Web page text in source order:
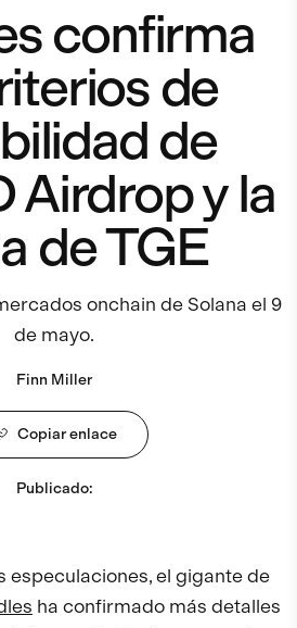
confirma
de
de
Airdrop y la
de TGE
onchain de Solana el 9
de mayo.
Finn Miller
Copiar enlace
Publicado:
especulaciones, el gigante de
ha confirmado más detalles